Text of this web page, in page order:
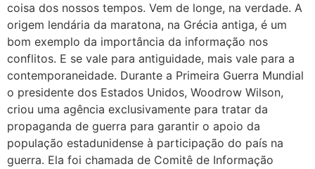
coisa dos nossos tempos. Vem de longe, na verdade. A
origem lendária da maratona, na Grécia antiga, é um
bom exemplo da importância da informação nos
conflitos. E se vale para antiguidade, mais vale para a
contemporaneidade. Durante a Primeira Guerra Mundial
o presidente dos Estados Unidos, Woodrow Wilson,
criou uma agência exclusivamente para tratar da
propaganda de guerra para garantir o apoio da
população estadunidense à participação do país na
guerra. Ela foi chamada de Comitê de Informação